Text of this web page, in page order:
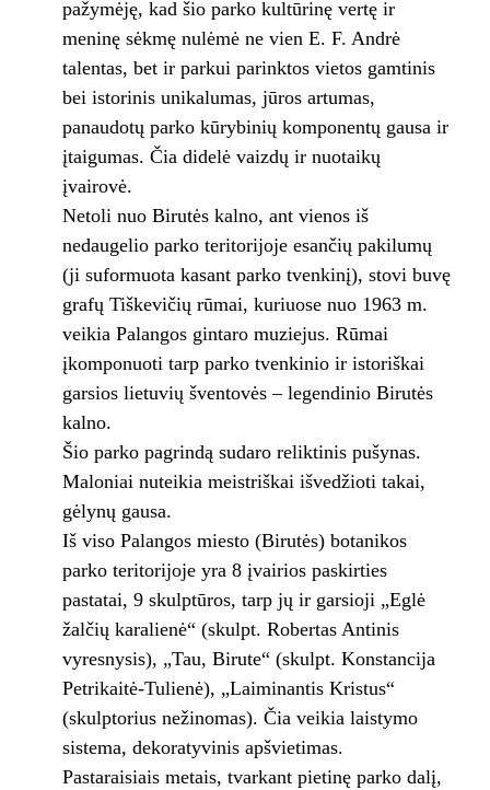
pažymėję, kad šio parko kultūrinę vertę ir
meninę sėkmę nulėmė ne vien E. F. Andrė
talentas, bet ir parkui parinktos vietos gamtinis
bei istorinis unikalumas, jūros artumas,
panaudotų parko kūrybinių komponentų gausa ir
įtaigumas. Čia didelė vaizdų ir nuotaikų
įvairovė.
Netoli nuo Birutės kalno, ant vienos iš
nedaugelio parko teritorijoje esančių pakilumų
(ji suformuota kasant parko tvenkinį), stovi buvę
grafų Tiškevičių rūmai, kuriuose nuo 1963 m.
veikia Palangos gintaro muziejus. Rūmai
įkomponuoti tarp parko tvenkinio ir istoriškai
garsios lietuvių šventovės – legendinio Birutės
kalno.
Šio parko pagrindą sudaro reliktinis pušynas.
Maloniai nuteikia meistriškai išvedžioti takai,
gėlynų gausa.
Iš viso Palangos miesto (Birutės) botanikos
parko teritorijoje yra 8 įvairios paskirties
pastatai, 9 skulptūros, tarp jų ir garsioji „Eglė
žalčių karalienė“ (skulpt. Robertas Antinis
vyresnysis), „Tau, Birute“ (skulpt. Konstancija
Petrikaitė-Tulienė), „Laiminantis Kristus“
(skulptorius nežinomas). Čia veikia laistymo
sistema, dekoratyvinis apšvietimas.
Pastaraisiais metais, tvarkant pietinę parko dalį,